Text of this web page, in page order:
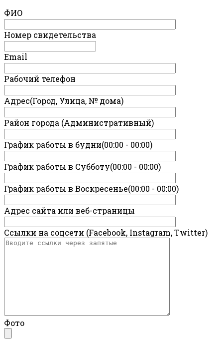
ФИО
Номер свидетельства
Email
Рабочий телефон
Адрес(Город, Улица, № дома)
Район города (Административный)
График работы в будни(00:00 - 00:00)
График работы в Субботу(00:00 - 00:00)
График работы в Воскресенье(00:00 - 00:00)
Адрес сайта или веб-страницы
Ссылки на соцсети (Facebook, Instagram, Twitter)
Фото